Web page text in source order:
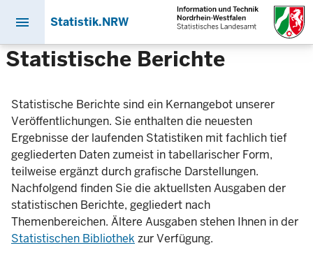
Direkt
zum
menu Statistik.NRW
Statistische Berichte
Statistische Berichte sind ein Kernangebot unserer
Veröffentlichungen. Sie enthalten die neuesten
Ergebnisse der laufenden Statistiken mit fachlich tief
gegliederten Daten zumeist in tabellarischer Form,
teilweise ergänzt durch grafische Darstellungen.
Nachfolgend finden Sie die aktuellsten Ausgaben der
statistischen Berichte, gegliedert nach
Themenbereichen. Ältere Ausgaben stehen Ihnen in der
Statistischen Bibliothek zur Verfügung.